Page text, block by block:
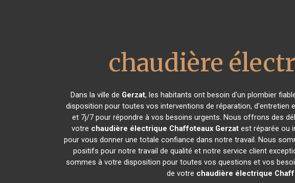
chaudière
Dans la ville de Gerzat, les habitants ont besoin d'un plombier
disposition pour toutes vos interventions de réparation, d'entretien
et 7j/7 pour répondre à vos besoins urgents. Nous offrons des
votre chaudière électrique Chaffoteaux Gerzatest réparée ou
pour vous donner une totale confiance dans notre travail. Nous
positifs pour notre travail de qualité et notre service client
sommes à votre disposition pour toutes vos questions et vos
de votre chaudière électrique